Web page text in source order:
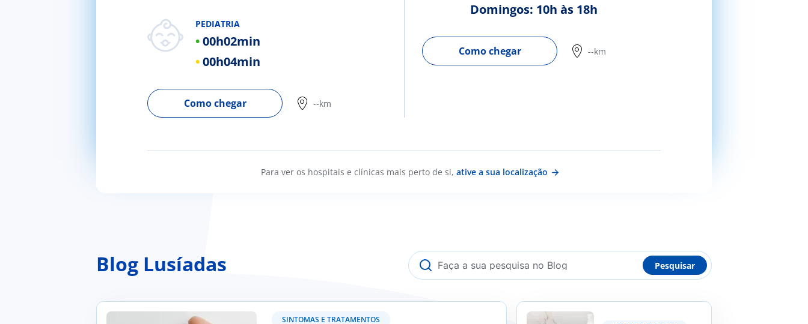
PEDIATRIA
00h02min
00h04min
Como chegar --km
Domingos: 10h às 18h
Como chegar --km
Para ver os hospitais e clínicas mais perto de si, ative a sua localização
Blog Lusíadas
SINTOMAS E TRATAMENTOS
Fenómeno de Raynaud: o que é, como se previne e quando deve procurar ajuda médica? Kefir: O que é e os seus benefícios?